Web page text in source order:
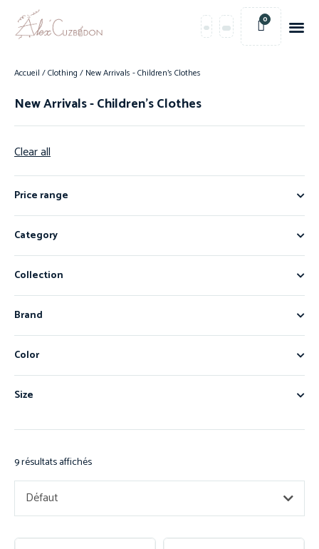
0
Accueil /Clothing / New Arrivals - Children's Clothes
New Arrivals - Children's Clothes
Clear all
Price range
Category
Collection
Brand
Color
Size
9 résultats affichés
Défaut